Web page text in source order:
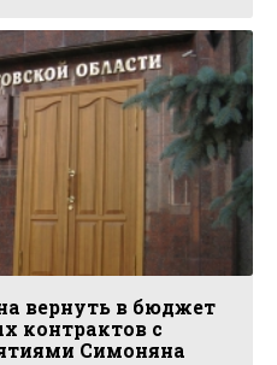
вернуть в бюджет
контрактов с
Симоняна